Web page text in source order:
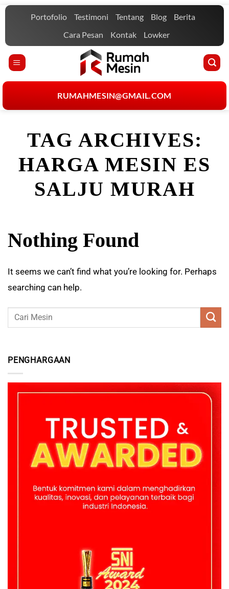
Skip
Portofolio Testimoni Tentang Blog
Berita
Cara Pesan
Kontak Lowker
RUMAHMESIN@GMAIL.COM
TAG ARCHIVES:
HARGA MESIN ES
SALJU MURAH
PENGHARGAAN
Nothing Found
It seems we can’t find what you’re looking for. Perhaps
searching can help.